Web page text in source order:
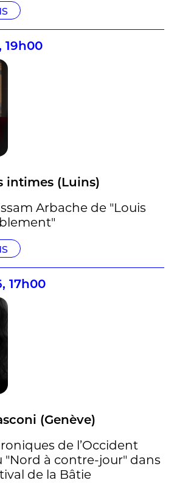
19h00
intimes (Luins)
Arbache de "Louis
17h00
(Genève)
de l’Occident
"Nord à contre-jour" dans
de la Bâtie